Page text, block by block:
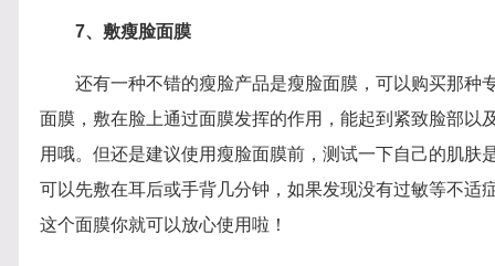
7、敷瘦脸面膜
还有一种不错的瘦脸产品是瘦脸面膜，可以购买那种
面膜，敷在脸上通过面膜发挥的作用，能起到紧致脸部以
用哦。但还是建议使用瘦脸面膜前，测试一下自己的肌肤
可以先敷在耳后或手背几分钟，如果发现没有过敏等不适
这个面膜你就可以放心使用啦！